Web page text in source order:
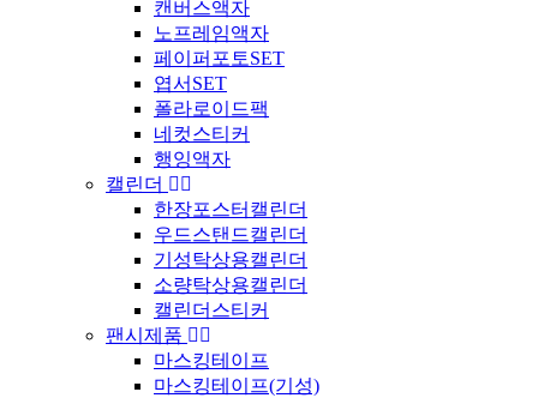
캔버스액자
노프레임액자
페이퍼포토SET
엽서SET
폴라로이드팩
네컷스티커
행잉액자
캘린더
한장포스터캘린더
우드스탠드캘린더
기성탁상용캘린더
소량탁상용캘린더
캘린더스티커
팬시제품
마스킹테이프
마스킹테이프(기성)